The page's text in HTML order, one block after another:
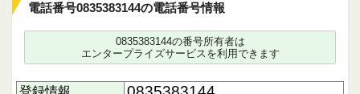
電話番号0835383144の電話番号情報
0835383144の番号所有者は
エンタープライズサービスを利用できます